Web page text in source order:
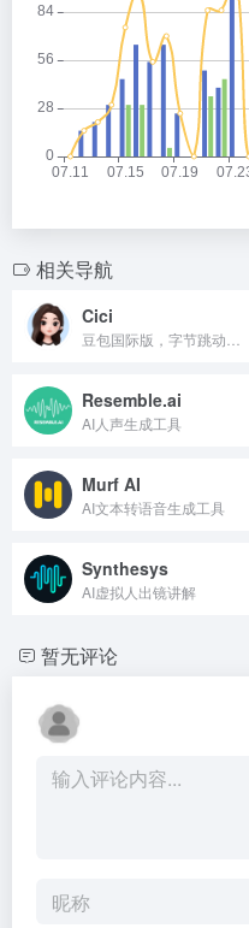
相关导航
Cici
Resemble.ai
AI人声生成工具
Murf AI
AI文本转语音生成工具
Synthesys
AI虚拟人出镜讲解
暂无评论